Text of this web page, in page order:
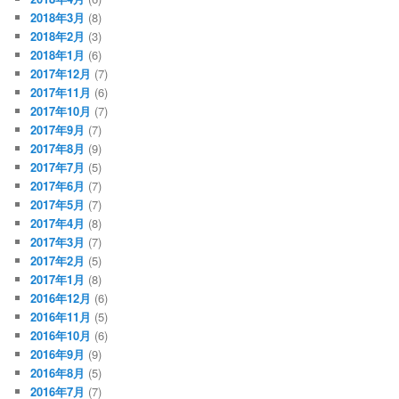
2018年3月 (8)
2018年2月 (3)
2018年1月 (6)
2017年12月 (7)
2017年11月 (6)
2017年10月 (7)
2017年9月 (7)
2017年8月 (9)
2017年7月 (5)
2017年6月 (7)
2017年5月 (7)
2017年4月 (8)
2017年3月 (7)
2017年2月 (5)
2017年1月 (8)
2016年12月 (6)
2016年11月 (5)
2016年10月 (6)
2016年9月 (9)
2016年8月 (5)
2016年7月 (7)